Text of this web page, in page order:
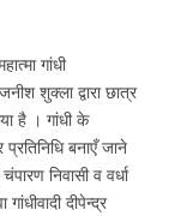
गांधी
शुक्ला द्वारा छात्र
है । गांधी के
बनाएँ जाने
निवासी व वर्धा
दीपेन्द्र